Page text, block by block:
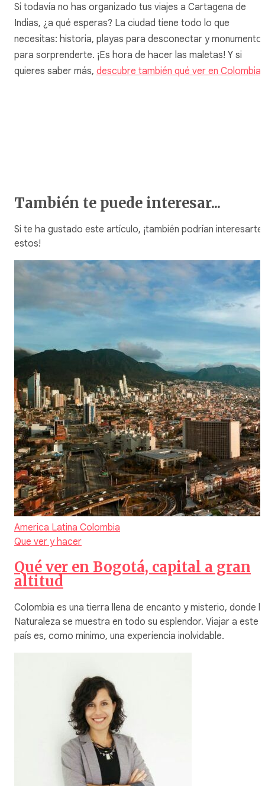
Si todavía no has organizado tus viajes a Cartagena de
Indias, ¿a qué esperas? La ciudad tiene todo lo que
necesitas: historia, playas para desconectar y
para sorprenderte. ¡Es hora de hacer las maletas! Y si
quieres saber más, descubre también qué ver en Colombia
También te puede interesar...
Si te ha gustado este artículo, ¡también podrían interesarte
estos!
America Latina Colombia
Que ver y hacer
Qué ver en Bogotá, capital a gran
altitud
Colombia es una tierra llena de encanto y misterio, donde la
Naturaleza se muestra en todo su esplendor. Viajar a este
país es, como mínimo, una experiencia inolvidable.